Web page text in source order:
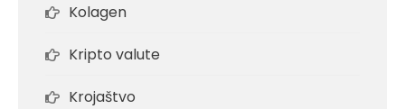
Kolagen
Kripto valute
Krojaštvo